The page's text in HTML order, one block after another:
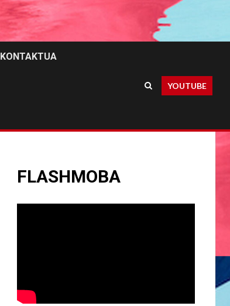
KONTAKTUA
YOUTUBE
FLASHMOBA